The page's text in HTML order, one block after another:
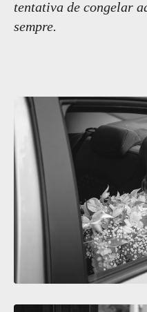
tentativa de congelar
sempre.